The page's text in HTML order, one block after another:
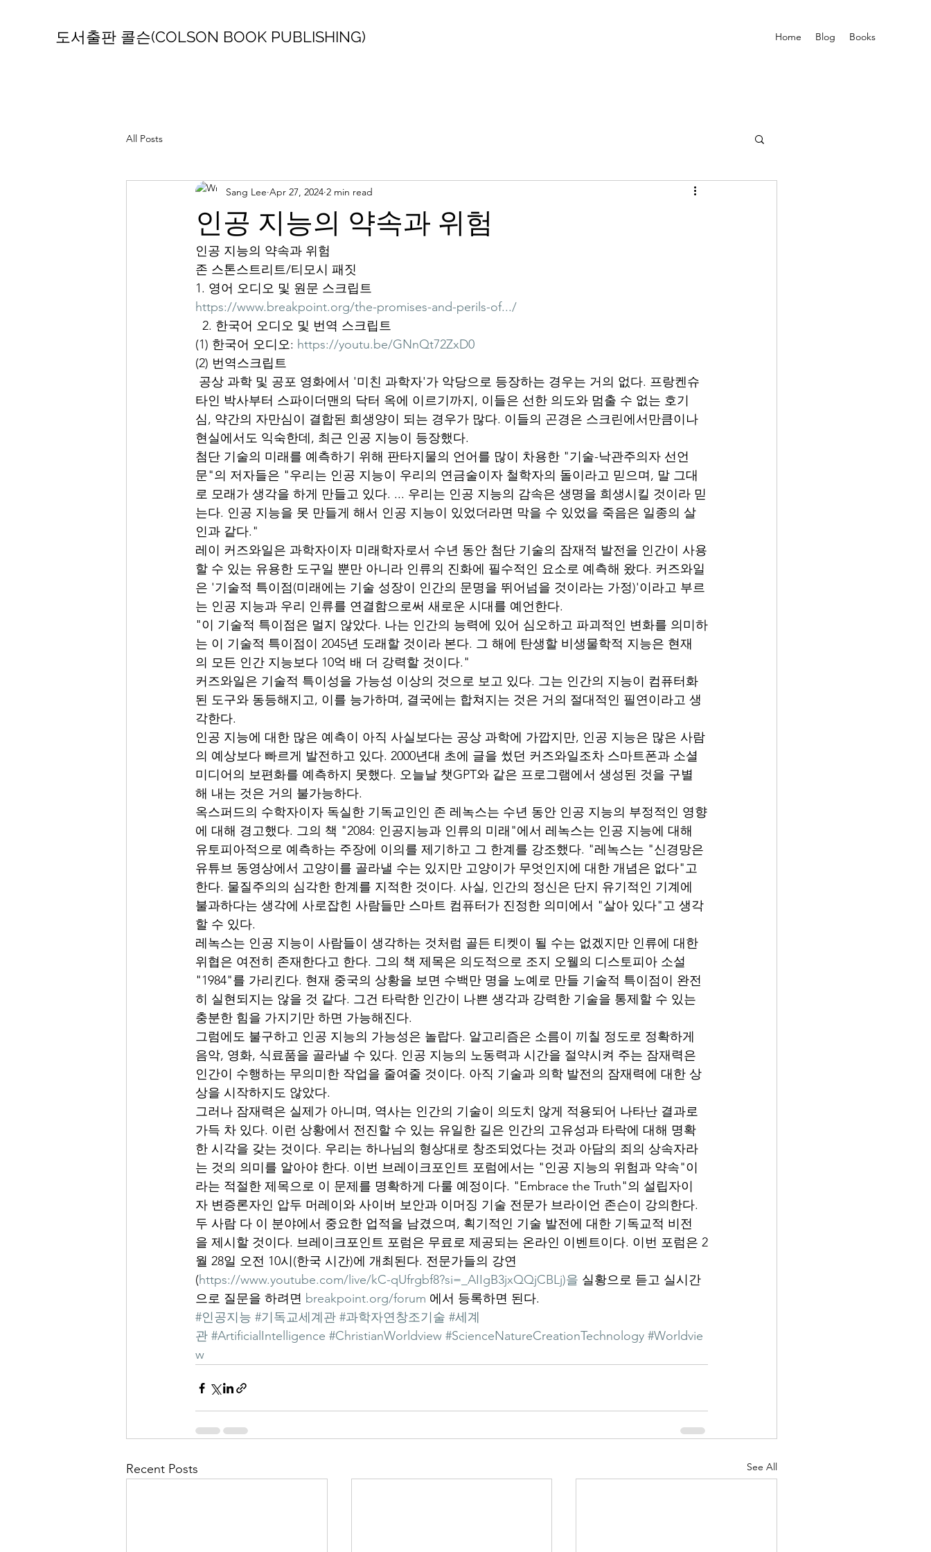
도서출판 콜슨(COLSON BOOK PUBLISHING) Home Blog Books
All Posts
인공 지능의 약속과 위험
Sang Lee Apr 27, 2024 2 min read
인공 지능의 약속과 위험
존 스톤스트리트/티모시 패짓
1. 영어 오디오 및 원문 스크립트
https://www.breakpoint.org/the-promises-and-perils-of.../
2. 한국어 오디오 및 번역 스크립트
(1) 한국어 오디오: https://youtu.be/GNnQt72ZxD0
(2) 번역스크립트
공상 과학 및 공포 영화에서 '미친 과학자'가 악당으로 등장하는 경우는 거의 없다. 프랑켄슈
타인 박사부터 스파이더맨의 닥터 옥에 이르기까지, 이들은 선한 의도와 멈출 수 없는 호기
심, 약간의 자만심이 결합된 희생양이 되는 경우가 많다. 이들의 곤경은 스크린에서만큼이나
현실에서도 익숙한데, 최근 인공 지능이 등장했다.
첨단 기술의 미래를 예측하기 위해 판타지물의 언어를 많이 차용한 "기술-낙관주의자 선언
문"의 저자들은 "우리는 인공 지능이 우리의 연금술이자 철학자의 돌이라고 믿으며, 말 그대
로 모래가 생각을 하게 만들고 있다. ... 우리는 인공 지능의 감속은 생명을 희생시킬 것이라 믿
는다. 인공 지능을 못 만들게 해서 인공 지능이 있었더라면 막을 수 있었을 죽음은 일종의 살
인과 같다."
레이 커즈와일은 과학자이자 미래학자로서 수년 동안 첨단 기술의 잠재적 발전을 인간이 사용
할 수 있는 유용한 도구일 뿐만 아니라 인류의 진화에 필수적인 요소로 예측해 왔다. 커즈와일
은 '기술적 특이점(미래에는 기술 성장이 인간의 문명을 뛰어넘을 것이라는 가정)'이라고 부르
는 인공 지능과 우리 인류를 연결함으로써 새로운 시대를 예언한다.
"이 기술적 특이점은 멀지 않았다. 나는 인간의 능력에 있어 심오하고 파괴적인 변화를 의미하
는 이 기술적 특이점이 2045년 도래할 것이라 본다. 그 해에 탄생할 비생물학적 지능은 현재
의 모든 인간 지능보다 10억 배 더 강력할 것이다."
커즈와일은 기술적 특이성을 가능성 이상의 것으로 보고 있다. 그는 인간의 지능이 컴퓨터화
된 도구와 동등해지고, 이를 능가하며, 결국에는 합쳐지는 것은 거의 절대적인 필연이라고 생
각한다.
인공 지능에 대한 많은 예측이 아직 사실보다는 공상 과학에 가깝지만, 인공 지능은 많은 사람
의 예상보다 빠르게 발전하고 있다. 2000년대 초에 글을 썼던 커즈와일조차 스마트폰과 소셜
미디어의 보편화를 예측하지 못했다. 오늘날 챗GPT와 같은 프로그램에서 생성된 것을 구별
해 내는 것은 거의 불가능하다.
옥스퍼드의 수학자이자 독실한 기독교인인 존 레녹스는 수년 동안 인공 지능의 부정적인 영향
에 대해 경고했다. 그의 책 "2084: 인공지능과 인류의 미래"에서 레녹스는 인공 지능에 대해
유토피아적으로 예측하는 주장에 이의를 제기하고 그 한계를 강조했다. "레녹스는 "신경망은
유튜브 동영상에서 고양이를 골라낼 수는 있지만 고양이가 무엇인지에 대한 개념은 없다"고
한다. 물질주의의 심각한 한계를 지적한 것이다. 사실, 인간의 정신은 단지 유기적인 기계에
불과하다는 생각에 사로잡힌 사람들만 스마트 컴퓨터가 진정한 의미에서 "살아 있다"고 생각
할 수 있다.
레녹스는 인공 지능이 사람들이 생각하는 것처럼 골든 티켓이 될 수는 없겠지만 인류에 대한
위협은 여전히 존재한다고 한다. 그의 책 제목은 의도적으로 조지 오웰의 디스토피아 소설
"1984"를 가리킨다. 현재 중국의 상황을 보면 수백만 명을 노예로 만들 기술적 특이점이 완전
히 실현되지는 않을 것 같다. 그건 타락한 인간이 나쁜 생각과 강력한 기술을 통제할 수 있는
충분한 힘을 가지기만 하면 가능해진다.
그럼에도 불구하고 인공 지능의 가능성은 놀랍다. 알고리즘은 소름이 끼칠 정도로 정확하게
음악, 영화, 식료품을 골라낼 수 있다. 인공 지능의 노동력과 시간을 절약시켜 주는 잠재력은
인간이 수행하는 무의미한 작업을 줄여줄 것이다. 아직 기술과 의학 발전의 잠재력에 대한 상
상을 시작하지도 않았다.
그러나 잠재력은 실제가 아니며, 역사는 인간의 기술이 의도치 않게 적용되어 나타난 결과로
가득 차 있다. 이런 상황에서 전진할 수 있는 유일한 길은 인간의 고유성과 타락에 대해 명확
한 시각을 갖는 것이다. 우리는 하나님의 형상대로 창조되었다는 것과 아담의 죄의 상속자라
는 것의 의미를 알아야 한다. 이번 브레이크포인트 포럼에서는 "인공 지능의 위험과 약속"이
라는 적절한 제목으로 이 문제를 명확하게 다룰 예정이다. "Embrace the Truth"의 설립자이
자 변증론자인 압두 머레이와 사이버 보안과 이머징 기술 전문가 브라이언 존슨이 강의한다.
두 사람 다 이 분야에서 중요한 업적을 남겼으며, 획기적인 기술 발전에 대한 기독교적 비전
을 제시할 것이다. 브레이크포인트 포럼은 무료로 제공되는 온라인 이벤트이다. 이번 포럼은 2
월 28일 오전 10시(한국 시간)에 개최된다. 전문가들의 강연
(https://www.youtube.com/live/kC-qUfrgbf8?si=_AIIgB3jxQQjCBLj)을 실황으로 듣고 실시간
으로 질문을 하려면 breakpoint.org/forum 에서 등록하면 된다.
#인공지능 #기독교세계관 #과학자연창조기술 #세계
관 #ArtificialIntelligence #ChristianWorldview #ScienceNatureCreationTechnology #Worldvie
w
Recent Posts See All